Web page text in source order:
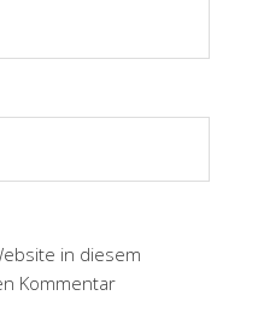
in diesem
Kommentar